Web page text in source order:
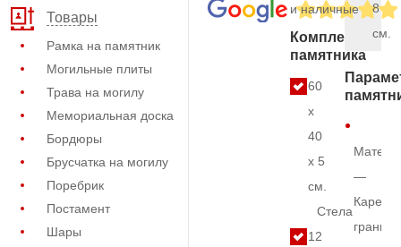
Товары
Рамка на памятник
Могильные плиты
Трава на могилу
Мемориальная доска
Бордюры
Брусчатка на могилу
Поребрик
Постамент
Шары
и наличные
Комплект
памятника
60
x
40
x 5
см.
Стела
12
8
см.
—
гранит